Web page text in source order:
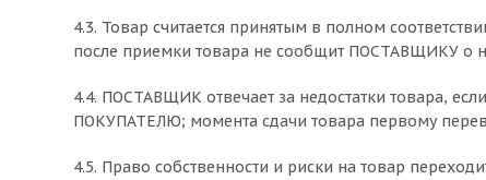
4.3. Товар считается принятым в полном
после приемки товара не сообщит ПОСТАВЩИКУ о
4.4. ПОСТАВЩИК отвечает за недостатки товара,
ПОКУПАТЕЛЮ; момента сдачи товара первому
4.5. Право собственности и риски на товар